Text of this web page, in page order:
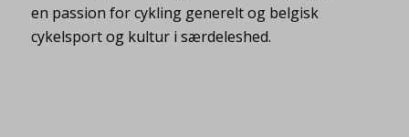
en passion for cykling generelt og belgisk
cykelsport og kultur i særdeleshed.